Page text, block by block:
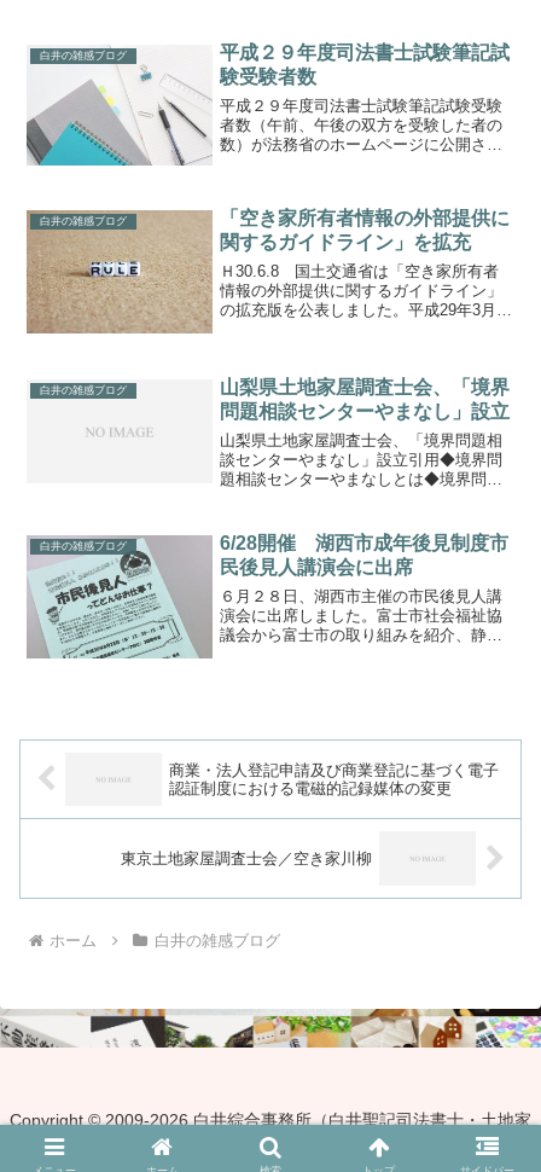
白井の雑感ブログ
平成２９年度司法書士試験筆記試
験受験者数
平成２９年度司法書士試験筆記試験受験
者数（午前、午後の双方を受験した者の
数）が法務省のホームページに公開され
です。平成２８年度司法書...
白井の雑感ブログ
「空き家所有者情報の外部提供に
関するガイドライン」を拡充
Ｈ30.6.8 国土交通省は「空き家所有者
情報の外部提供に関するガイドライン」
の拡充版を公表しました。平成29年3月に
き家所有者情報...
白井の雑感ブログ
山梨県土地家屋調査士会、「境界
問題相談センターやまなし」設立
山梨県土地家屋調査士会、「境界問題相
談センターやまなし」設立引用◆境界問
題相談センターやまなしとは◆境界問題
を行う機関です。境界の専門家である土
地家屋調査士と法律の専門...
白井の雑感ブログ
6/28開催 湖西市成年後見制度市
民後見人講演会に出席
６月２８日、湖西市主催の市民後見人講
演会に出席しました。富士市社会福祉協
議会から富士市の取り組みを紹介、静岡
商業・法人登記申請及び商業登記に基づく電子
認証制度における電磁的記録媒体の変更
東京土地家屋調査士会／空き家川柳
ホーム 白井の雑感ブログ
Copyright © 2009-2026 白井綜合事務所（白井聖記司法書士・土地家
屋調査士・行政書士事務所） All Rights Reserved.